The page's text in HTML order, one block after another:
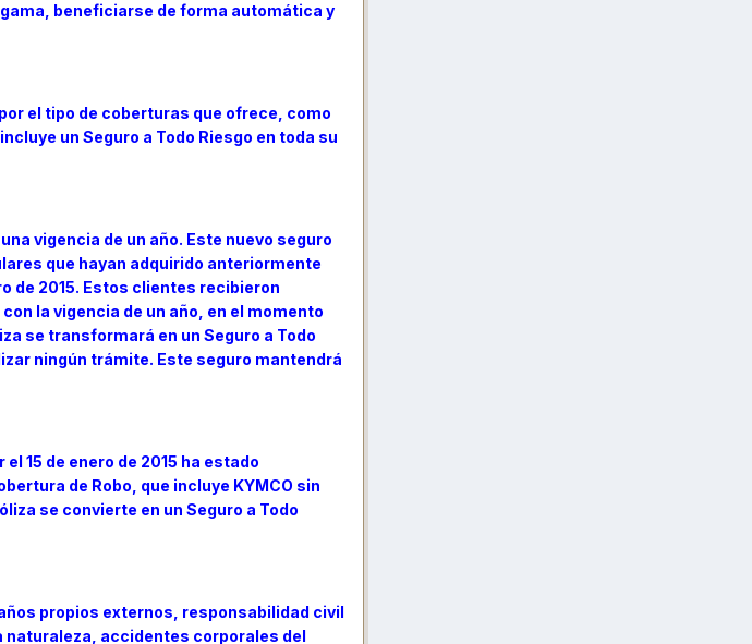
beneficiarse de forma automática y
el tipo de coberturas que ofrece, como
un Seguro a Todo Riesgo en toda su
vigencia de un año. Este nuevo seguro
que hayan adquirido anteriormente
de 2015. Estos clientes recibieron
la vigencia de un año, en el momento
se transformará en un Seguro a Todo
ningún trámite. Este seguro mantendrá
15 de enero de 2015 ha estado
de Robo, que incluye KYMCO sin
se convierte en un Seguro a Todo
propios externos, responsabilidad civil
naturaleza, accidentes corporales del